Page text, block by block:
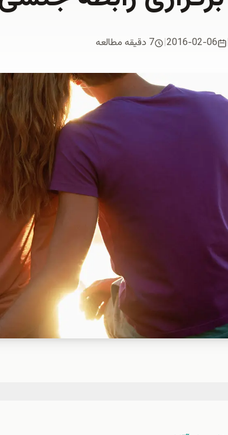
2016-02-06
| 7 دقیقه مطالعه